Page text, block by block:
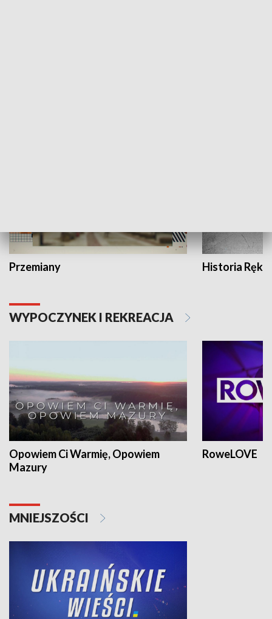
Przemiany Historia Ręką
WYPOCZYNEK I REKREACJA
Opowiem Ci Warmię, Opowiem
Mazury
RoweLOVE
MNIEJSZOŚCI